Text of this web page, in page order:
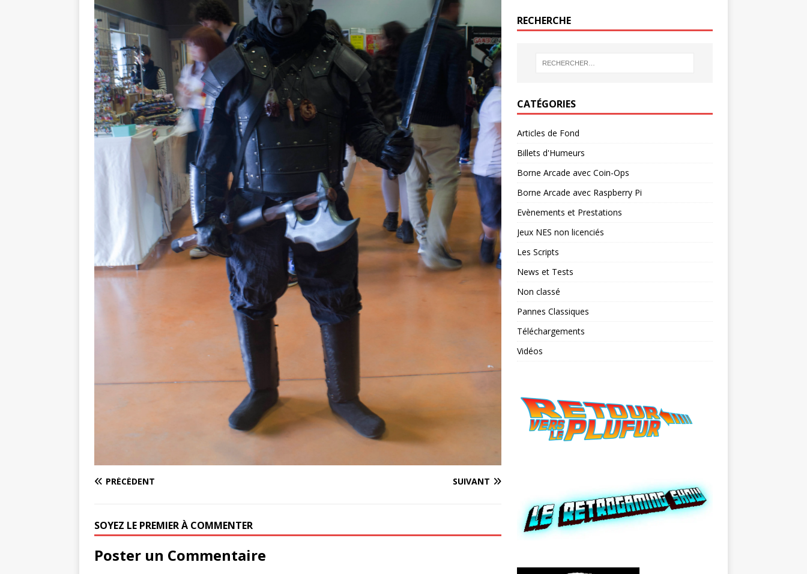
PRÉCÉDENT SUIVANT
SOYEZ LE PREMIER À COMMENTER
Poster un Commentaire
RECHERCHE
CATÉGORIES
Articles de Fond
Billets d'Humeurs
Borne Arcade avec Coin-Ops
Borne Arcade avec Raspberry Pi
Evènements et Prestations
Jeux NES non licenciés
Les Scripts
News et Tests
Non classé
Pannes Classiques
Téléchargements
Vidéos